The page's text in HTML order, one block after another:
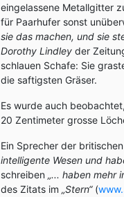
eingelassene Metallgitter
für Paarhufer sonst
sie das machen, und sie
Dorothy Lindley der
schlauen Schafe: Sie
die saftigsten Gräser.
Es wurde auch
20 Zentimeter grosse
Ein Sprecher der
intelligente Wesen und
schreiben „... haben mehr
des Zitats im „Stern“(